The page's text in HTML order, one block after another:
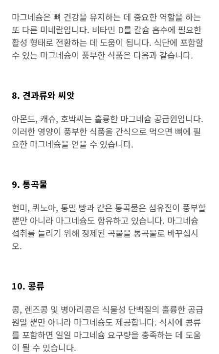
마그네슘은 뼈 건강을 유지하는 데 중요한 역할을 하는
또 다른 미네랄입니다. 비타민 D를 칼슘 흡수에 필요한
활성 형태로 전환하는 데 도움이 됩니다. 식단에 포함할
수 있는 마그네슘이 풍부한 식품은 다음과 같습니다.
8. 견과류와 씨앗
아몬드, 캐슈, 호박씨는 훌륭한 마그네슘 공급원입니다.
이러한 영양이 풍부한 식품을 간식으로 먹으면 뼈에 필
요한 마그네슘을 얻을 수 있습니다.
9. 통곡물
현미, 퀴노아, 통밀 빵과 같은 통곡물은 섬유질이 풍부할
뿐만 아니라 마그네슘도 함유하고 있습니다. 마그네슘
섭취를 늘리기 위해 정제된 곡물을 통곡물로 바꾸십시
오.
10. 콩류
콩, 렌즈콩 및 병아리콩은 식물성 단백질의 훌륭한 공급
원일 뿐만 아니라 마그네슘도 제공합니다. 식사에 콩류
를 포함하면 일일 마그네슘 요구량을 충족하는 데 도움
이 될 수 있습니다.